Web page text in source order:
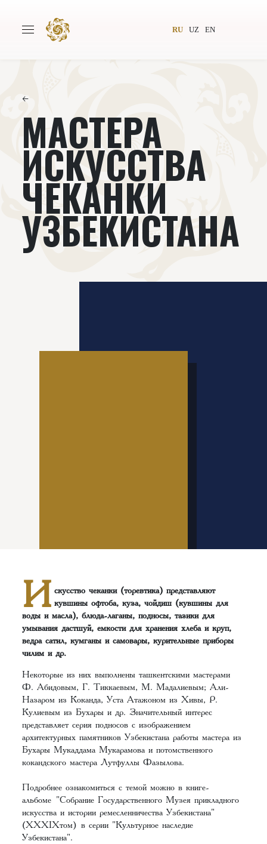
RU UZ EN
Авторы Всемирное общество
Издательство
Подкасты
Книги Видеолекторий
←
МАСТЕРА
ИСКУССТВА
ЧЕКАНКИ
УЗБЕКИСТАНА
И скусство чеканки (торевтика) представляют
кувшины офтоба, куза, чойдиш (кувшины для
воды и масла), блюда-лаганы, подносы, тазики для
умывания дастшуй, емкости для хранения хлеба и круп,
ведра сатил, кумганы и самовары, курительные приборы
чилим и др.
Некоторые из них выполнены ташкентскими мастерами
Ф. Абидовым, Г. Тиккаевым, М. Мадалиевым; Али-
Назаром из Коканда, Уста Атажоном из Хивы, Р.
Кулиевым из Бухары и др. Значительный интерес
представляет серия подносов с изображением
архитектурных памятников Узбекистана работы мастера из
Бухары Мукаддама Мукарамова и потомственного
кокандского мастера Лутфуллы Фазылова.
Подробнее ознакомиться с темой можно в книге-
альбоме "Собрание Государственного Музея прикладного
искусства и истории ремесленничества Узбекистана"
(XХXIXтом) в серии "Культурное наследие
Узбекистана".